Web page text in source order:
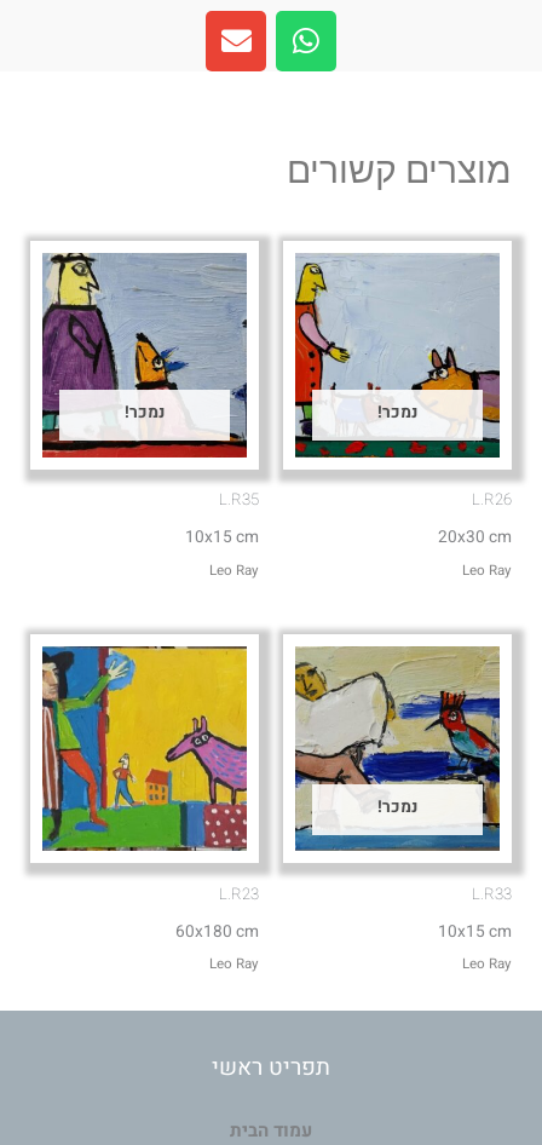
W
h
a
a
p
E
n
v
e
מוצרים קשורים
נמכר!
L.R26
20x30 cm
Leo Ray
נמכר!
L.R35
10x15 cm
Leo Ray
נמכר!
L.R33
10x15 cm
Leo Ray
L.R23
60x180 cm
Leo Ray
תפריט ראשי
עמוד הבית